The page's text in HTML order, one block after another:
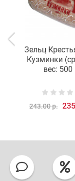
Зельц
Кузминки
вес: 500
243.00 р.